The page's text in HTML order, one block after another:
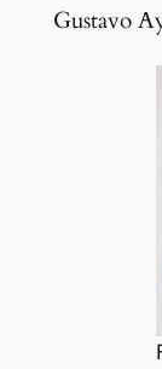
Gustavo